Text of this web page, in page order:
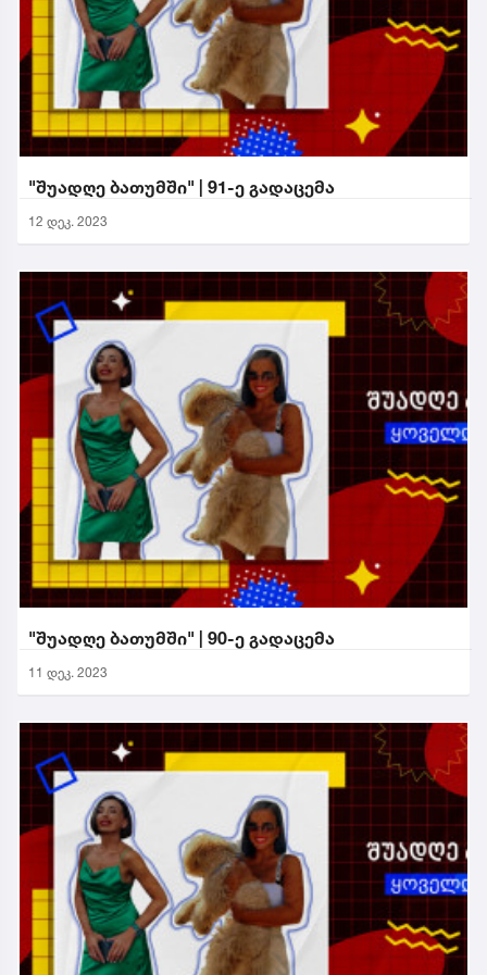
"შუადღე ბათუმში" | 91-ე გადაცემა
12 დეკ. 2023
"შუადღე ბათუმში" | 90-ე გადაცემა
11 დეკ. 2023